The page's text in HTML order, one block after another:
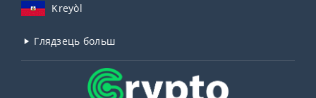
Kreyòl
Глядзець больш